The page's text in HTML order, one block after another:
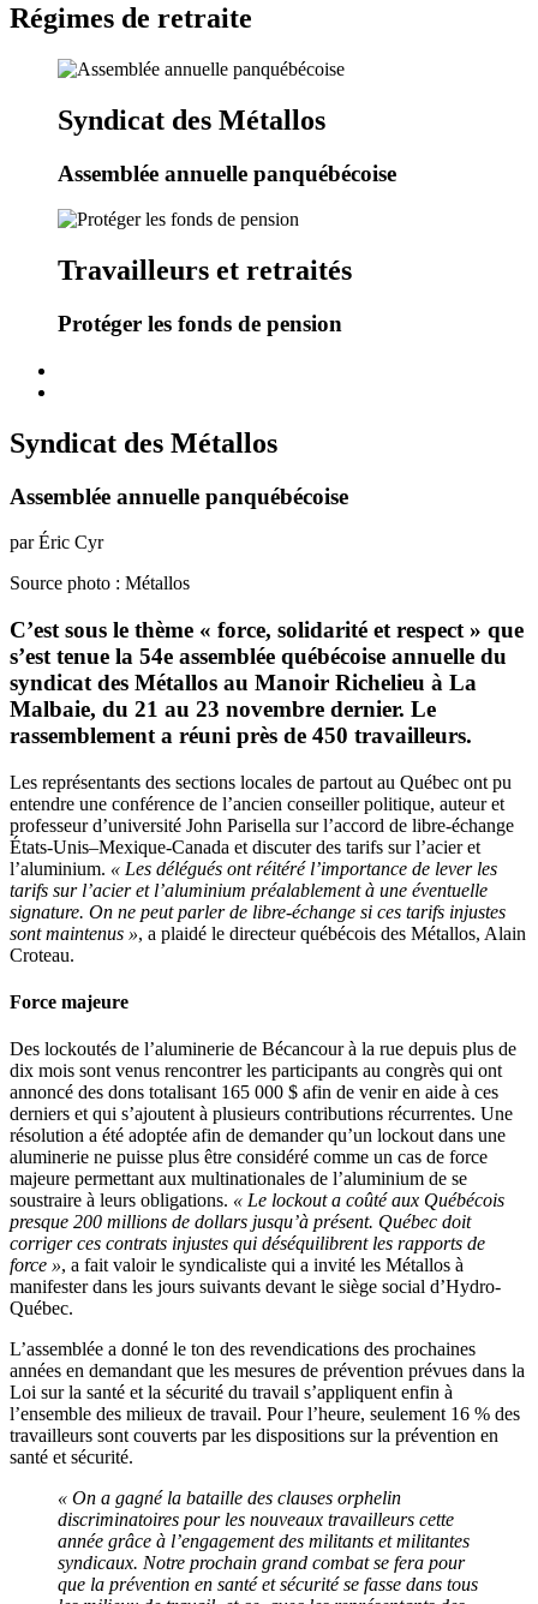
Régimes de retraite
Syndicat des Métallos
Assemblée annuelle panquébécoise
Travailleurs et retraités
Protéger les fonds de pension
Syndicat des Métallos
Assemblée annuelle panquébécoise
par Éric Cyr
Source photo : Métallos
C’est sous le thème « force, solidarité et respect » que
s’est tenue la 54e assemblée québécoise annuelle du
syndicat des Métallos au Manoir Richelieu à La
Malbaie, du 21 au 23 novembre dernier. Le
rassemblement a réuni près de 450 travailleurs.
Les représentants des sections locales de partout au Québec ont pu
entendre une conférence de l’ancien conseiller politique, auteur et
professeur d’université John Parisella sur l’accord de libre-échange
États-Unis–Mexique-Canada et discuter des tarifs sur l’acier et
l’aluminium. « Les délégués ont réitéré l’importance de lever les
tarifs sur l’acier et l’aluminium préalablement à une éventuelle
signature. On ne peut parler de libre-échange si ces tarifs injustes
sont maintenus », a plaidé le directeur québécois des Métallos, Alain
Croteau.
Force majeure
Des lockoutés de l’aluminerie de Bécancour à la rue depuis plus de
dix mois sont venus rencontrer les participants au congrès qui ont
annoncé des dons totalisant 165 000 $ afin de venir en aide à ces
derniers et qui s’ajoutent à plusieurs contributions récurrentes. Une
résolution a été adoptée afin de demander qu’un lockout dans une
aluminerie ne puisse plus être considéré comme un cas de force
majeure permettant aux multinationales de l’aluminium de se
soustraire à leurs obligations. « Le lockout a coûté aux Québécois
presque 200 millions de dollars jusqu’à présent. Québec doit
corriger ces contrats injustes qui déséquilibrent les rapports de
force », a fait valoir le syndicaliste qui a invité les Métallos à
manifester dans les jours suivants devant le siège social d’Hydro-
Québec.
L’assemblée a donné le ton des revendications des prochaines
années en demandant que les mesures de prévention prévues dans la
Loi sur la santé et la sécurité du travail s’appliquent enfin à
l’ensemble des milieux de travail. Pour l’heure, seulement 16 % des
travailleurs sont couverts par les dispositions sur la prévention en
santé et sécurité.
« On a gagné la bataille des clauses orphelin
discriminatoires pour les nouveaux travailleurs cette
année grâce à l’engagement des militants et militantes
syndicaux. Notre prochain grand combat se fera pour
que la prévention en santé et sécurité se fasse dans tous